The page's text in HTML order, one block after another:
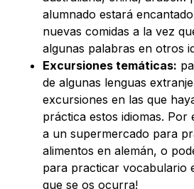
alumnado estará
nuevas comidas a la vez
algunas palabras en otros
Excursiones temáticas:
de algunas lenguas
excursiones en las que
práctica estos idiomas. Por
a un supermercado para
alimentos en alemán, o
para practicar vocabulario
que se os ocurra!